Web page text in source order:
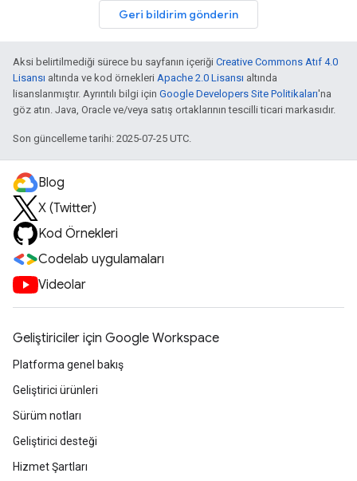
Geri bildirim gönderin
Aksi belirtilmediği sürece bu sayfanın içeriği Creative Commons Atıf 4.0
Lisansı altında ve kod örnekleri Apache 2.0 Lisansı altında
lisanslanmıştır. Ayrıntılı bilgi için Google Developers Site Politikaları'na
göz atın. Java, Oracle ve/veya satış ortaklarının tescilli ticari markasıdır.
Son güncelleme tarihi: 2025-07-25 UTC.
Blog
X (Twitter)
Kod Örnekleri
Codelab uygulamaları
Videolar
Geliştiriciler için Google Workspace
Platforma genel bakış
Geliştirici ürünleri
Sürüm notları
Geliştirici desteği
Hizmet Şartları